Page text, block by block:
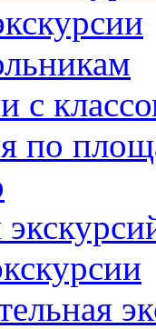
c
по